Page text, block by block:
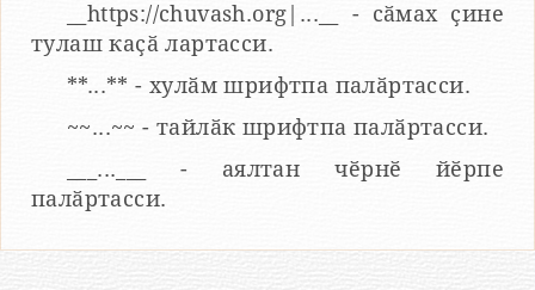
__https://chuvash.org|...__ - сӑмах ҫине
тулаш каҫӑ лартасси.
**...** - хулӑм шрифтпа палӑртасси.
~~...~~ - тайлӑк шрифтпа палӑртасси.
___...___ - аялтан чӗрнӗ йӗрпе
палӑртасси.